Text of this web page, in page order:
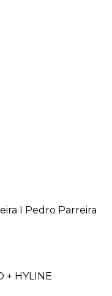
I Pedro Parreira
+ HYLINE